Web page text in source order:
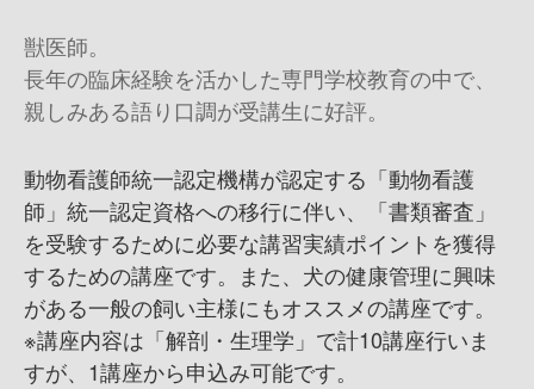
獣医師。
長年の臨床経験を活かした専門学校教育の中で、
親しみある語り口調が受講生に好評。
動物看護師統一認定機構が認定する「動物看護
師」統一認定資格への移行に伴い、「書類審査」
を受験するために必要な講習実績ポイントを獲得
するための講座です。また、犬の健康管理に興味
がある一般の飼い主様にもオススメの講座です。
※講座内容は「解剖・生理学」で計10講座行いま
すが、1講座から申込み可能です。